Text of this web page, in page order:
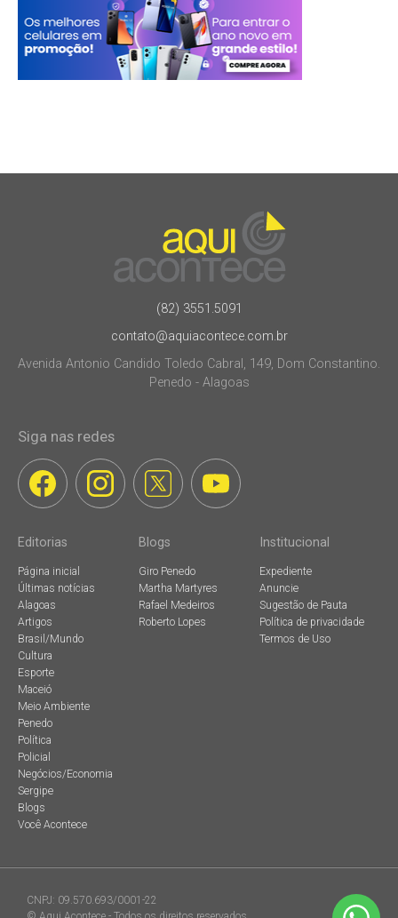
(82) 3551.5091
contato@aquiacontece.com.br
Avenida Antonio Candido Toledo Cabral, 149, Dom Constantino.
Penedo - Alagoas
Siga nas redes
Editorias
Página inicial
Últimas notícias
Alagoas
Artigos
Brasil/Mundo
Cultura
Esporte
Maceió
Meio Ambiente
Penedo
Política
Policial
Negócios/Economia
Sergipe
Blogs
Você Acontece
Blogs
Giro Penedo
Martha Martyres
Rafael Medeiros
Roberto Lopes
Institucional
Expediente
Anuncie
Sugestão de Pauta
Política de privacidade
Termos de Uso
CNPJ: 09.570.693/0001-22